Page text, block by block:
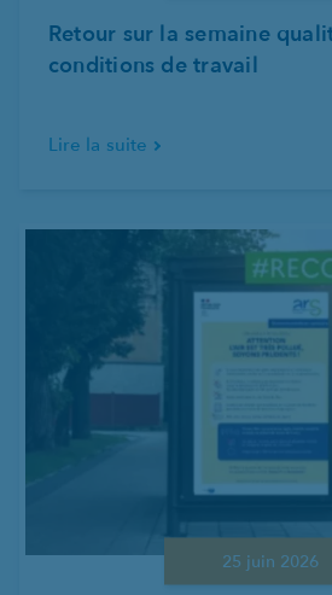
Retour sur la semaine
conditions de travail
Lire la suite
25 juin 2026